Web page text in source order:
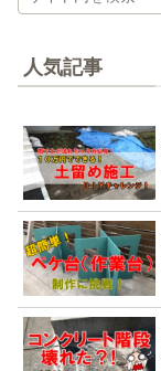
人気記事